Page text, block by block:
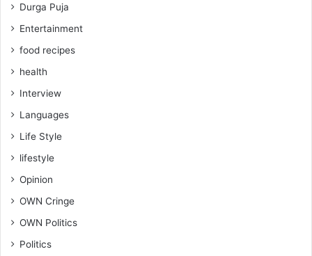
Durga Puja
Entertainment
food recipes
health
Interview
Languages
Life Style
lifestyle
Opinion
OWN Cringe
OWN Politics
Politics